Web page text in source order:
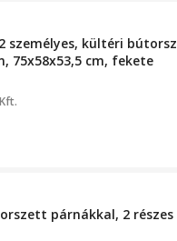
személyes, kültéri
75x58x53,5 cm, fekete
párnákkal, 2